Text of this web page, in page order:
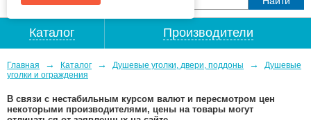
Каталог Производители
Главная → Каталог → Душевые уголки, двери, поддоны →
Душевые
уголки и ограждения
В связи с нестабильным курсом валют и пересмотром цен
некоторыми производителями, цены на товары могут